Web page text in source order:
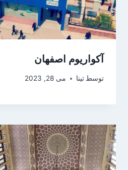
آکواریوم اصفهان
توسط تینا می 28, 2023